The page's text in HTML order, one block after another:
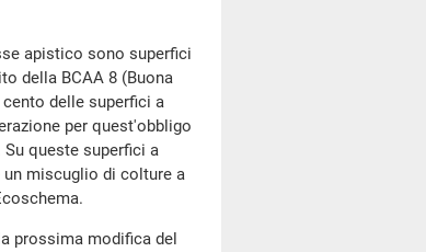
apistico sono superfici
della BCAA 8 (Buona
delle superfici a
per quest'obbligo
queste superfici a
miscuglio di colture a
prossima modifica del